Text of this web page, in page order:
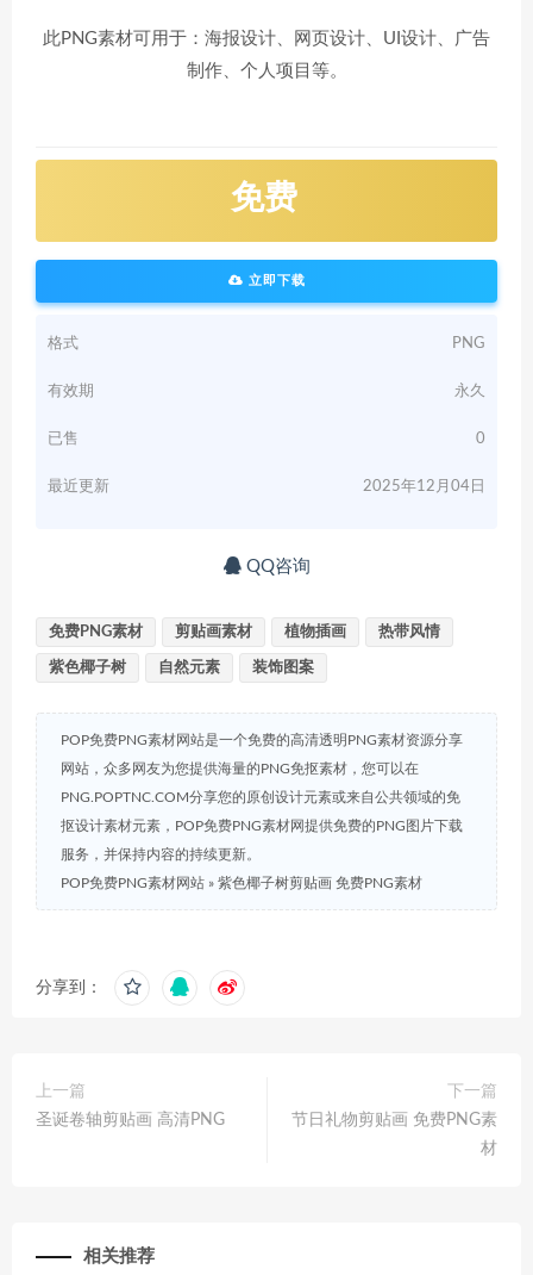
此PNG素材可用于：海报设计、网页设计、UI设计、广告
制作、个人项目等。
免费
立即下载
格式 PNG
有效期 永久
已售 0
最近更新 2025年12月04日
QQ咨询
免费PNG素材 剪贴画素材 植物插画 热带风情
紫色椰子树 自然元素 装饰图案
POP免费PNG素材网站是一个免费的高清透明PNG素材资源分享
网站，众多网友为您提供海量的PNG免抠素材，您可以在
PNG.POPTNC.COM分享您的原创设计元素或来自公共领域的免
抠设计素材元素，POP免费PNG素材网提供免费的PNG图片下载
服务，并保持内容的持续更新。
POP免费PNG素材网站 » 紫色椰子树剪贴画 免费PNG素材
分享到：
上一篇
圣诞卷轴剪贴画 高清PNG
下一篇
节日礼物剪贴画 免费PNG素
材
相关推荐